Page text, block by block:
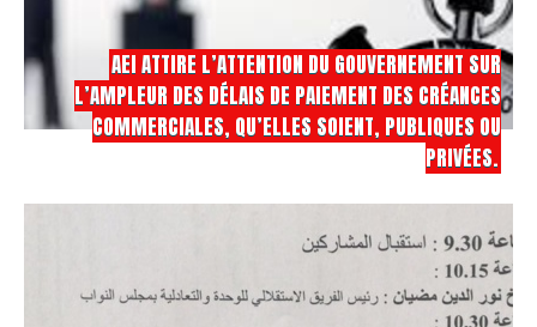
AEI ATTIRE L’ATTENTION DU GOUVERNEMENT SUR
L’AMPLEUR DES DÉLAIS DE PAIEMENT DES CRÉANCES
COMMERCIALES, QU’ELLES SOIENT, PUBLIQUES OU
PRIVÉES.